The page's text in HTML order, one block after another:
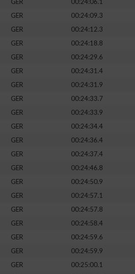
GER 00:24:09.3
GER
00:24:12.3
GER
00:24:18.8
GER
00:24:29.6
GER
00:24:31.4
GER 00:24:31.9
GER
00:24:33.7
GER
00:24:33.9
GER
00:24:34.4
GER
00:24:36.4
GER 00:24:37.4
GER
00:24:46.8
GER
00:24:50.9
GER
00:24:57.1
GER
00:24:57.8
GER 00:24:58.4
GER
00:24:59.6
GER
00:24:59.9
GER
00:25:00.1
aus